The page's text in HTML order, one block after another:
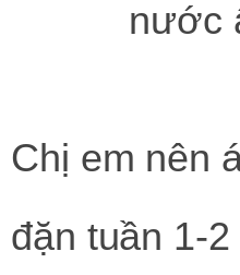
nước
Chị em nên
đặn tuần 1-